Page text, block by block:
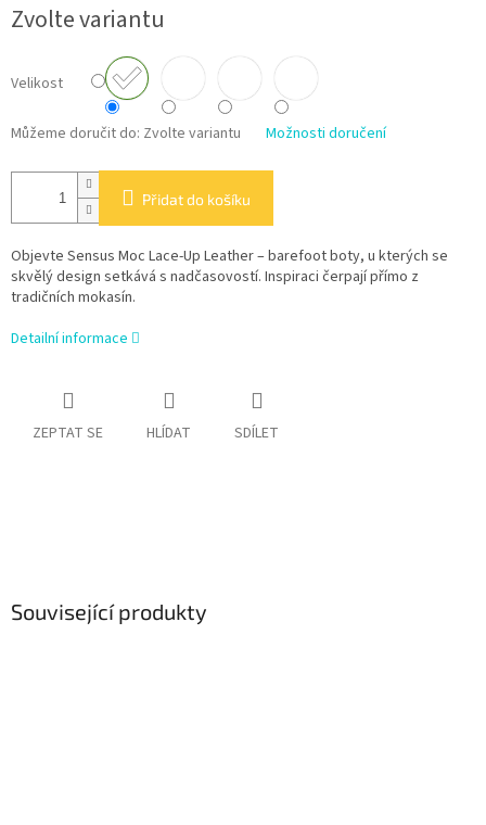
cena:
Zvolte variantu
Velikost
Můžeme doručit do: Zvolte variantu Možnosti doručení
Přidat do košíku
Objevte Sensus Moc Lace-Up Leather – barefoot boty, u kterých se
skvělý design setkává s nadčasovostí. Inspiraci čerpají přímo z
tradičních mokasín.
Detailní informace
ZEPTAT SE HLÍDAT SDÍLET
Související produkty